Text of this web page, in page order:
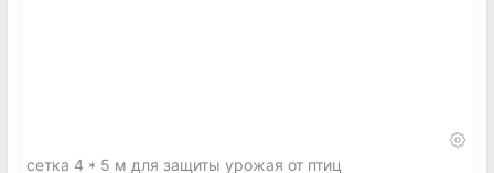
сетка 4 * 5 м для защиты урожая от птиц